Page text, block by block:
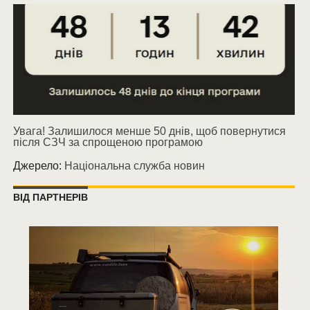
Увага! Залишилося менше 50 днів, щоб повернутися
після СЗЧ за спрощеною програмою
Джерело: Національна служба новин
ВІД ПАРТНЕРІВ